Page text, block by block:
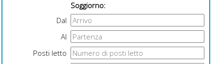
Soggiorno:
Dal
Al
Posti letto